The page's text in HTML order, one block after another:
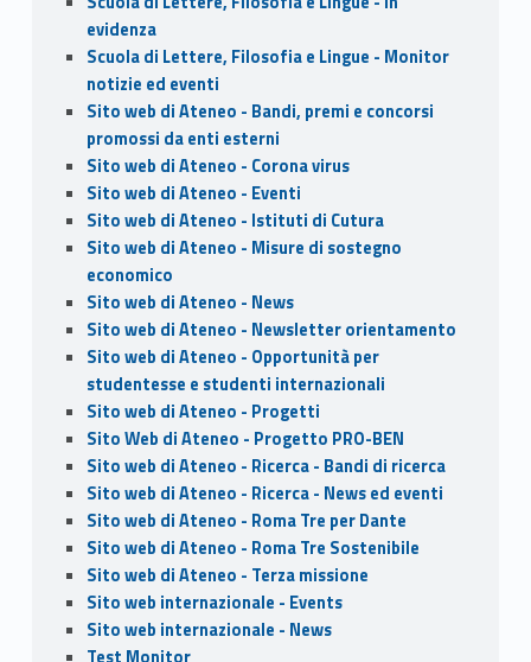
evidenza
Scuola di Lettere, Filosofia e Lingue - Monitor
notizie ed eventi
Sito web di Ateneo - Bandi, premi e concorsi
promossi da enti esterni
Sito web di Ateneo - Corona virus
Sito web di Ateneo - Eventi
Sito web di Ateneo - Istituti di Cutura
Sito web di Ateneo - Misure di sostegno
economico
Sito web di Ateneo - News
Sito web di Ateneo - Newsletter orientamento
Sito web di Ateneo - Opportunità per
studentesse e studenti internazionali
Sito web di Ateneo - Progetti
Sito Web di Ateneo - Progetto PRO-BEN
Sito web di Ateneo - Ricerca - Bandi di ricerca
Sito web di Ateneo - Ricerca - News ed eventi
Sito web di Ateneo - Roma Tre per Dante
Sito web di Ateneo - Roma Tre Sostenibile
Sito web di Ateneo - Terza missione
Sito web internazionale - Events
Sito web internazionale - News